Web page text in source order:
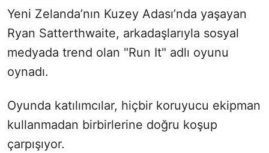
Yeni Zelanda’nın Kuzey Adası’nda yaşayan
Ryan Satterthwaite, arkadaşlarıyla sosyal
medyada trend olan "Run It" adlı oyunu
oynadı.
Oyunda katılımcılar, hiçbir koruyucu ekipman
kullanmadan birbirlerine doğru koşup
çarpışıyor.